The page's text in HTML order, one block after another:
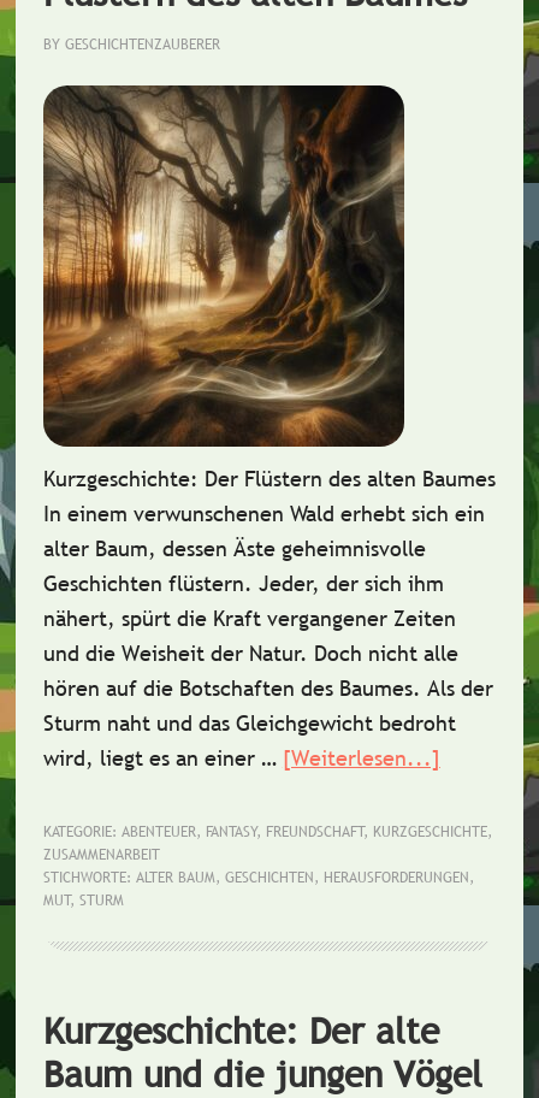
BY GESCHICHTENZAUBERER
Kurzgeschichte: Der Flüstern des alten Baumes
In einem verwunschenen Wald erhebt sich ein
alter Baum, dessen Äste geheimnisvolle
Geschichten flüstern. Jeder, der sich ihm
nähert, spürt die Kraft vergangener Zeiten
und die Weisheit der Natur. Doch nicht alle
hören auf die Botschaften des Baumes. Als der
Sturm naht und das Gleichgewicht bedroht
wird, liegt es an einer … [Weiterlesen...]
Flüstern
KATEGORIE: ABENTEUER, FANTASY, FREUNDSCHAFT, KURZGESCHICHTE,
ZUSAMMENARBEIT
STICHWORTE: ALTER BAUM, GESCHICHTEN, HERAUSFORDERUNGEN,
MUT, STURM
Kurzgeschichte: Der alte
Baum und die jungen Vögel